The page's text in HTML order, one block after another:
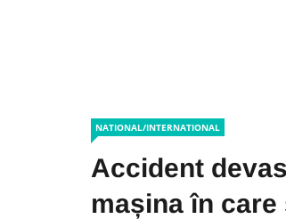
NATIONAL/INTERNATIONAL
Accident
mașina în care